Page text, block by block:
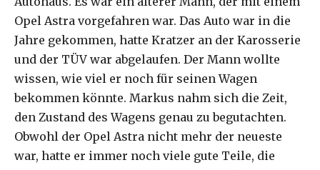
Opel Astra vorgefahren war. Das Auto war in die
Jahre gekommen, hatte Kratzer an der Karosserie
und der TÜV war abgelaufen. Der Mann wollte
wissen, wie viel er noch für seinen Wagen
bekommen könnte. Markus nahm sich die Zeit,
den Zustand des Wagens genau zu begutachten.
Obwohl der Opel Astra nicht mehr der neueste
war, hatte er immer noch viele gute Teile, die